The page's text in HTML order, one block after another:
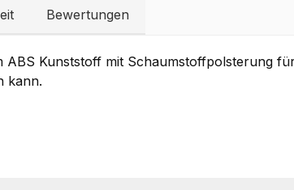
Bewertungen
Kunststoff mit Schaumstoffpolsterung
kann.